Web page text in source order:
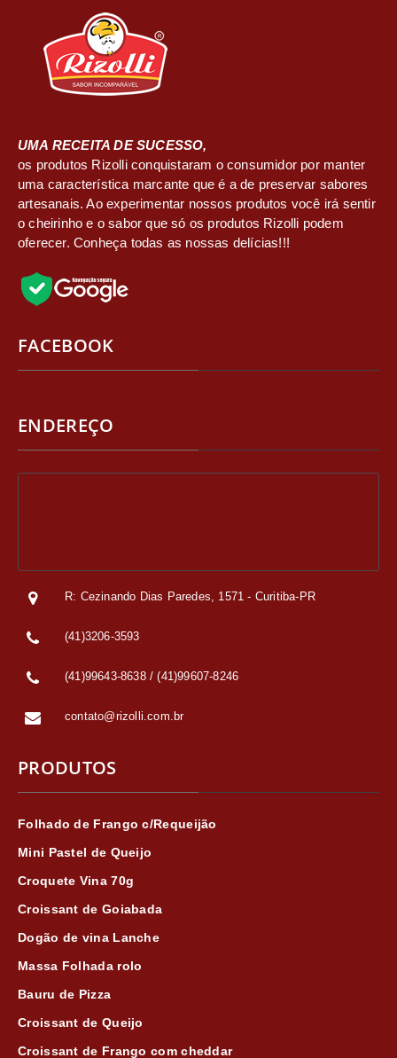
UMA RECEITA DE SUCESSO,
os produtos Rizolli conquistaram o consumidor por manter
uma característica marcante que é a de preservar sabores
artesanais. Ao experimentar nossos produtos você irá sentir
o cheirinho e o sabor que só os produtos Rizolli podem
oferecer. Conheça todas as nossas delícias!!!
FACEBOOK
ENDEREÇO
R: Cezinando Dias Paredes, 1571 - Curitiba-PR
(41)3206-3593
(41)99643-8638 / (41)99607-8246
contato@rizolli.com.br
PRODUTOS
Folhado de Frango c/Requeijão
Mini Pastel de Queijo
Croquete Vina 70g
Croissant de Goiabada
Dogão de vina Lanche
Massa Folhada rolo
Bauru de Pizza
Croissant de Queijo
Croissant de Frango com cheddar